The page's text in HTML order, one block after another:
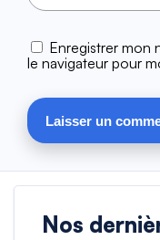
Enregistrer mon
le navigateur pour
Nos